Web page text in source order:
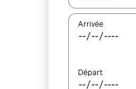
Arrivée
Départ